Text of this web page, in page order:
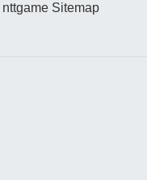
nttgame Sitemap